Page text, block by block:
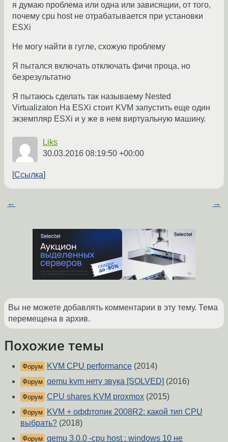
я думаю проблема или одна или зависящии, от того,
почему cpu host не отрабатывается при установки
ESXi
Не могу найти в гугле, схожую проблему
Я пытался включать отключать фичи проца, но
безрезультатно
Я пытаюсь сделать так называему Nested
Virtualizaton На ESXi стоит KVM запустить еще один
экземпляр ESXi и у же в нем виртуальную машину.
Liks
30.03.2016 08:19:50 +00:00
Ссылка
← →
Вы не можете добавлять комментарии в эту тему. Тема
перемещена в архив.
Похожие темы
Форум KVM CPU performance (2014)
Форум qemu kvm нету звука [SOLVED] (2016)
Форум CPU shares KVM proxmox (2015)
Форум
KVM + оффтопик 2008R2: какой тип CPU
выбрать? (2018)
Форум qemu 3.0.0 -cpu host : windows 10 не